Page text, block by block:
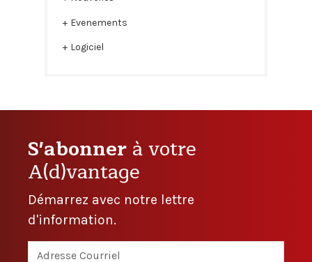
Evenements
Logiciel
S'abonnerà votre
A(d)vantage
Démarrez avec notre lettre
d'information.